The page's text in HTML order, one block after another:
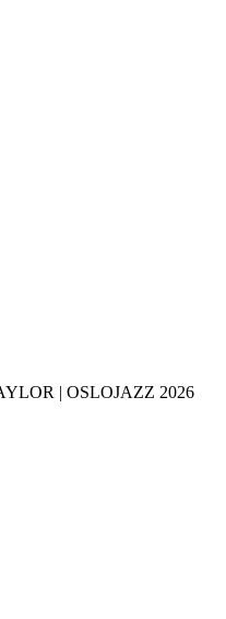
| OSLOJAZZ 2026